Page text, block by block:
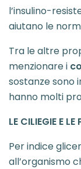
l’insulino-
aiutano le
Tra le altre
menzionare i
sostanze sono
hanno molti
LE CILIEGIE E
Per indice
all’organismo